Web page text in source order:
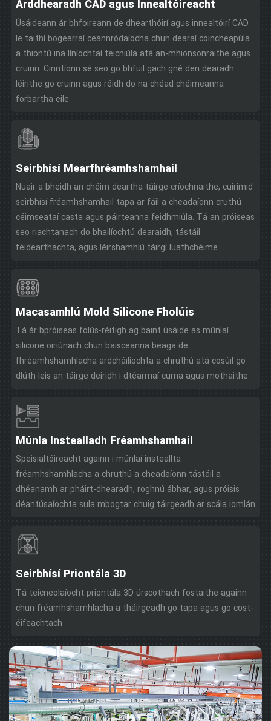
Arddhearadh CAD agus Innealtóireacht
Úsáideann ár bhfoireann de dhearthóirí agus innealtóirí CAD
le taithí bogearraí ceannródaíocha chun dearaí coincheapúla
a thiontú ina líníochtaí teicniúla atá an-mhionsonraithe agus
cruinn. Cinntíonn sé seo go bhfuil gach gné den dearadh
léirithe go cruinn agus réidh do na chéad chéimeanna
forbartha eile
Seirbhísí Mearfhréamhshamhail
Nuair a bheidh an chéim deartha táirge críochnaithe, cuirimid
seirbhísí fréamhshamhail tapa ar fáil a cheadaíonn cruthú
céimseataí casta agus páirteanna feidhmiúla. Tá an próiseas
seo riachtanach do bhailíochtú dearaidh, tástáil
féidearthachta, agus léirshamhlú táirgí luathchéime
Macasamhlú Mold Silicone Fholúis
Tá ár bpróiseas folús-réitigh ag baint úsáide as múnlaí
silicone oiriúnach chun baisceanna beaga de
fhréamhshamhlacha ardcháilíochta a chruthú atá cosúil go
dlúth leis an táirge deiridh i dtéarmaí cuma agus mothaithe.
Múnla Instealladh Fréamhshamhail
Speisialtóireacht againn i múnlaí insteallta
fréamhshamhlacha a chruthú a cheadaíonn tástáil a
dhéanamh ar pháirt-dhearadh, roghnú ábhar, agus próisis
déantúsaíochta sula mbogtar chuig táirgeadh ar scála iomlán
Seirbhísí Priontála 3D
Tá teicneolaíocht priontála 3D úrscothach fostaithe againn
chun fréamhshamhlacha a tháirgeadh go tapa agus go cost-
éifeachtach